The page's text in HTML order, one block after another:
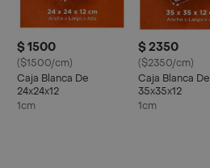
$ 1500
($1500/cm)
Caja Blanca De
24x24x12
1cm
$ 2350
($2350/cm)
Caja Blanca De
35x35x12
1cm